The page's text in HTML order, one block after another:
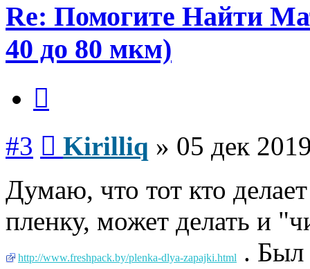
Re: Помогите Найти
40 до 80 мкм)
#3 Kirilliq » 05 дек
Думаю, что тот кто
пленку, может делать и
http://www.freshpack.by/plenka-dlya-zapajki.html . Был